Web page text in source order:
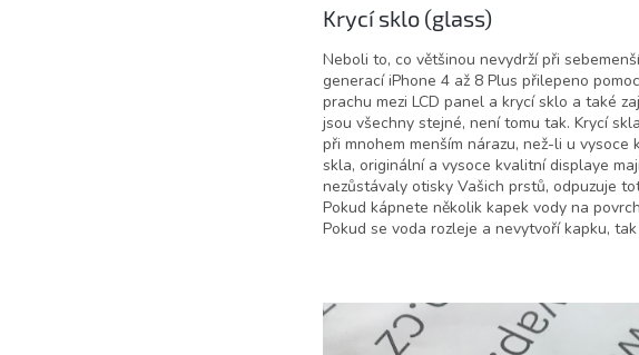
Krycí sklo (glass)
Neboli to, co většinou nevydrží při
generací iPhone 4 až 8 Plus přilepeno
prachu mezi LCD panel a krycí sklo a také
jsou všechny stejné, není tomu tak. Krycí
při mnohem menším nárazu, než-li u
skla, originální a vysoce kvalitní displaye
nezůstávaly otisky Vašich prstů, odpuzuje
Pokud kápnete několik kapek vody na
Pokud se voda rozleje a nevytvoří kapku,